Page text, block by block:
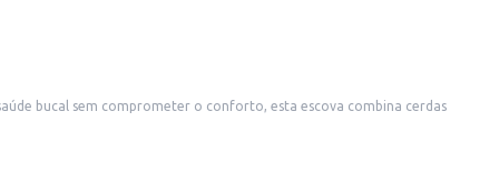
bucal sem comprometer o conforto, esta escova combina cerdas